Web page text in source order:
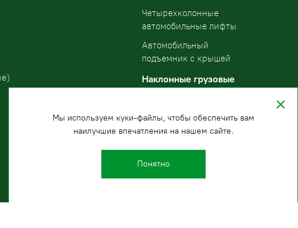
Четырехколонные
автомобильные лифты
Автомобильный
подъемник с крышей
Наклонные грузовые
Мы используем куки-файлы, чтобы обеспечить вам
наилучшие впечатления на нашем сайте.
Понятно